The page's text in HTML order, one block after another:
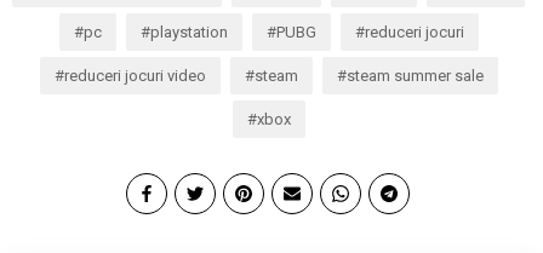
pc playstation PUBG reduceri jocuri
reduceri jocuri video steam steam summer sale
xbox